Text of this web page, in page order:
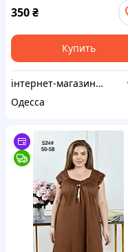
Большие размеры
350₴
Купить
інтернет-магазин Homecotton
Одесса